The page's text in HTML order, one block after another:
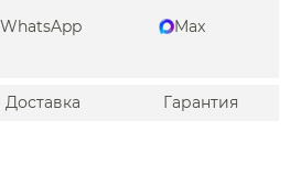
WhatsApp Max
Доставка Гарантия